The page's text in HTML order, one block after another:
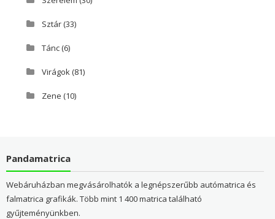
Sztár(33)
Tánc(6)
Virágok(81)
Zene (10)
Pandamatrica
Webáruházban megvásárolhatók a legnépszerűbb autómatrica és
falmatrica grafikák. Több mint 1 400 matrica található
gyűjteményünkben.